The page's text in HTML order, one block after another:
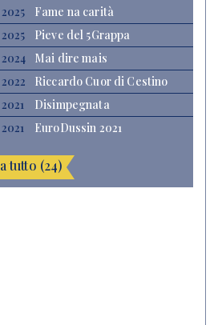
Fame na carità
Pieve del 5Grappa
Mai dire mais
Riccardo Cuor di Cestino
Disimpegnata
EuroDussin 2021
tutto (24)